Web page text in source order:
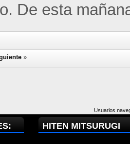
De esta
»
Usuarios
HITEN MITSURUGI